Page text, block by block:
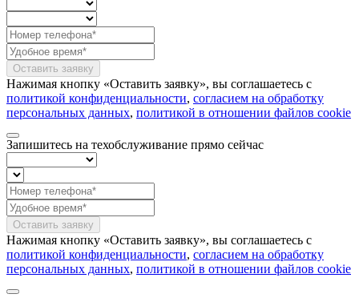
Оставить заявку
Нажимая кнопку «Оставить заявку», вы соглашаетесь с
политикой конфиденциальности, согласием на обработку
персональных данных, политикой в отношении файлов cookie
Запишитесь на техобслуживание прямо сейчас
Оставить заявку
Нажимая кнопку «Оставить заявку», вы соглашаетесь с
политикой конфиденциальности, согласием на обработку
персональных данных, политикой в отношении файлов cookie